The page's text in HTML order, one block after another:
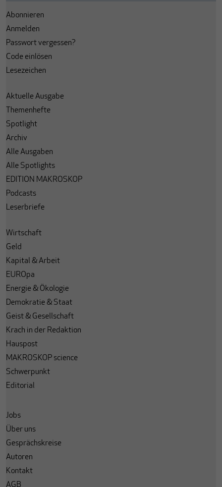
Abonnieren
Anmelden
Passwort vergessen?
Code einlösen
Lesezeichen
Aktuelle Ausgabe
Themenhefte
Spotlight
Archiv
Alle Ausgaben
Alle Spotlights
EDITION MAKROSKOP
Podcasts
Leserbriefe
Wirtschaft
Geld
Kapital & Arbeit
EUROpa
Energie & Ökologie
Demokratie & Staat
Geist & Gesellschaft
Krach in der Redaktion
Hauspost
MAKROSKOP science
Schwerpunkt
Editorial
Jobs
Über uns
Gesprächskreise
Autoren
Kontakt
AGB